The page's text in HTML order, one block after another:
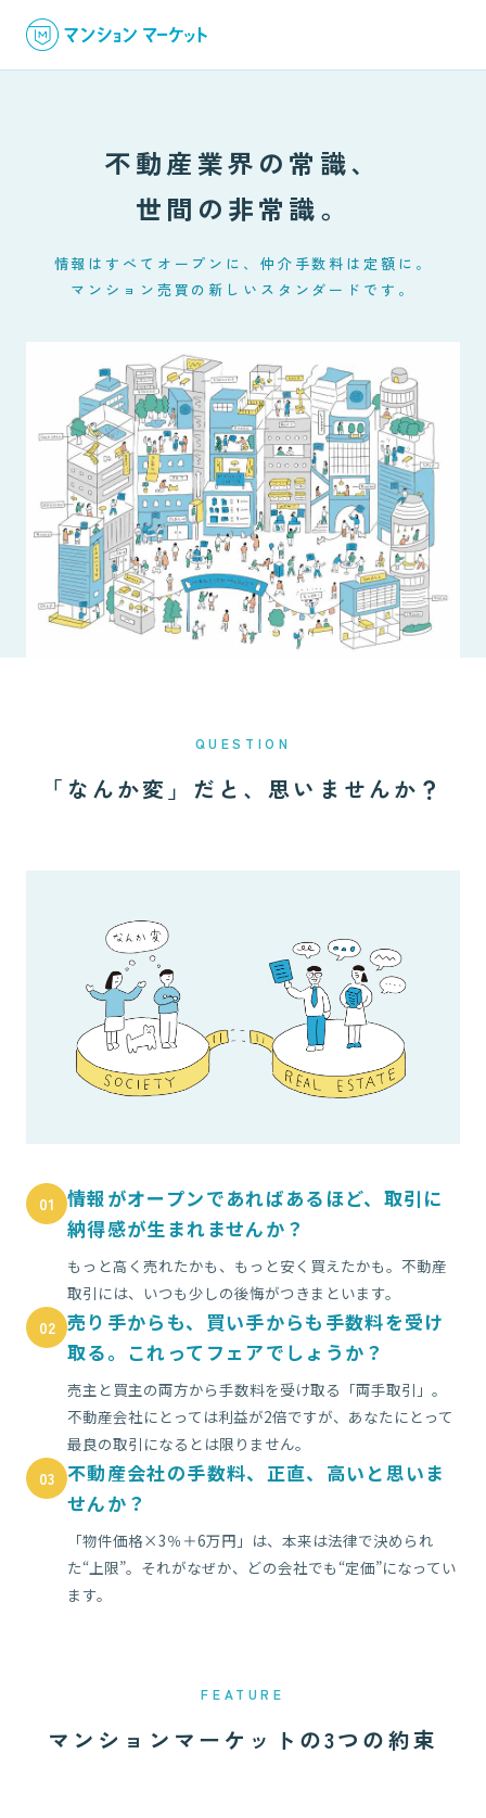
不動産業界の常識、
世間の非常識。
情報はすべてオープンに、仲介手数料は定額に。
マンション売買の新しいスタンダードです。
QUESTION
「なんか変」だと、思いませんか？
01
情報がオープンであればあるほど、取引に
納得感が生まれませんか？
もっと高く売れたかも、もっと安く買えたかも。不動産
取引には、いつも少しの後悔がつきまといます。
02 売り手からも、買い手からも手数料を受け
取る。これってフェアでしょうか？
売主と買主の両方から手数料を受け取る「両手取引」。
不動産会社にとっては利益が2倍ですが、あなたにとって
最良の取引になるとは限りません。
03 不動産会社の手数料、正直、高いと思いま
せんか？
「物件価格×3％＋6万円」は、本来は法律で決められ
た“上限”。それがなぜか、どの会社でも“定価”になってい
ます。
FEATURE
マンションマーケットの3つの約束